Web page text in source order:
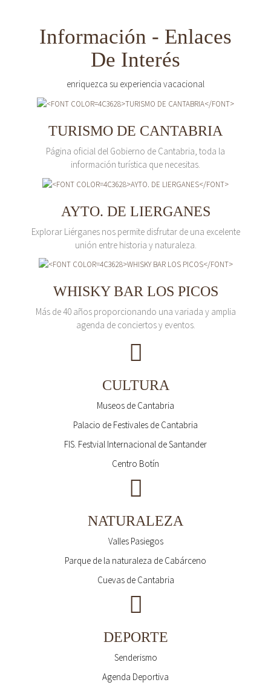
Información - Enlaces
De Interés
enriquezca su experiencia vacacional
TURISMO DE CANTABRIA
Página oficial del Gobierno de Cantabria, toda la
información turística que necesitas.
AYTO. DE LIERGANES
Explorar Liérganes nos permite disfrutar de una excelente
unión entre historia y naturaleza.
WHISKY BAR LOS PICOS
Más de 40 años proporcionando una variada y amplia
agenda de conciertos y eventos.
CULTURA
Museos de Cantabria
Palacio de Festivales de Cantabria
FIS. Festvial Internacional de Santander
Centro Botín
NATURALEZA
Valles Pasiegos
Parque de la naturaleza de Cabárceno
Cuevas de Cantabria
DEPORTE
Senderismo
Agenda Deportiva